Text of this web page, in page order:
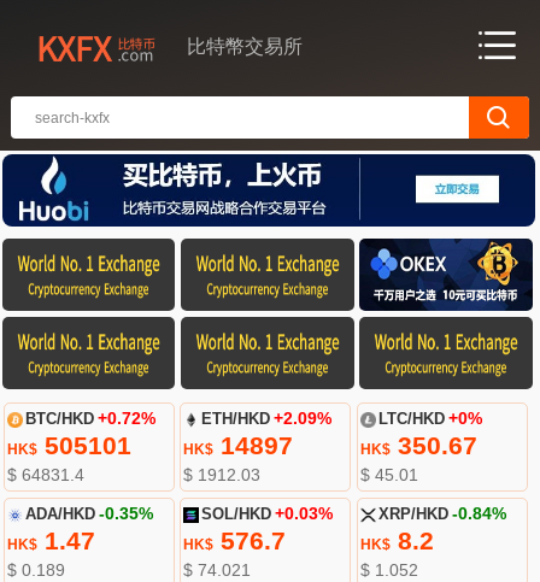
比特幣交易所
BTC/HKD +0.72%
HK$505101
$ 64831.4
ETH/HKD +2.09%
HK$ 14897
$ 1912.03
LTC/HKD +0%
HK$350.67
$ 45.01
ADA/HKD -0.35%
HK$1.47
$ 0.189
SOL/HKD +0.03%
HK$ 576.7
$ 74.021
XRP/HKD -0.84%
HK$8.2
$ 1.052